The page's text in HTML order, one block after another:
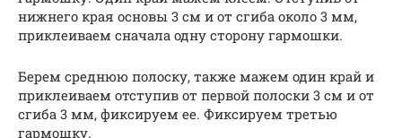
нижнего края основы 3 см и от сгиба около 3 мм,
приклеиваем сначала одну сторону гармошки.
Берем среднюю полоску, также мажем один край и
приклеиваем отступив от первой полоски 3 см и от
сгиба 3 мм, фиксируем ее. Фиксируем третью
гармошку.